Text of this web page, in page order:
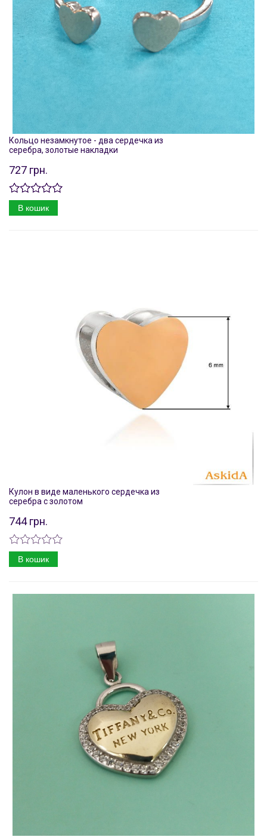
Кольцо незамкнутое - два сердечка из
серебра, золотые накладки
727 грн.
В кошик
Кулон в виде маленького сердечка из
серебра с золотом
744 грн.
В кошик